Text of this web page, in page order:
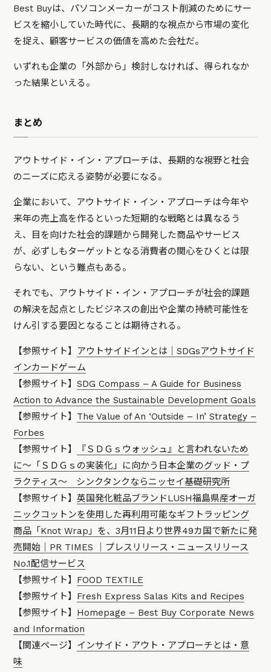
Best Buyは、パソコンメーカーがコスト削減のためにサー
ビスを縮小していた時代に、長期的な視点から市場の変化
を捉え、顧客サービスの価値を高めた会社だ。
いずれも企業の「外部から」検討しなければ、得られなか
った結果といえる。
まとめ
アウトサイド・イン・アプローチは、長期的な視野と社会
のニーズに応える姿勢が必要になる。
企業において、アウトサイド・イン・アプローチは今年や
来年の売上高を作るといった短期的な戦略とは異なるう
え、目を向けた社会的課題から開発した商品やサービス
が、必ずしもターゲットとなる消費者の関心をひくとは限
らない、という難点もある。
それでも、アウトサイド・イン・アプローチが社会的課題
の解決を起点としたビジネスの創出や企業の持続可能性を
けん引する要因となることは期待される。
【参照サイト】 アウトサイドインとは｜SDGsアウトサイド
インカードゲーム
【参照サイト】SDG Compass – A Guide for Business
Action to Advance the Sustainable Development Goals
【参照サイト】 The Value of An ‘Outside – In’ Strategy –
Forbes
【参照サイト】
『ＳＤＧｓウォッシュ』と言われないため
に～「ＳＤＧｓの実装化」に向かう日本企業のグッド・プ
ラクティス～ シンクタンクならニッセイ基礎研究所
【参照サイト】英国発化粧品ブランドLUSH福島県産オーガ
ニックコットンを使用した再利用可能なギフトラッピング
商品「Knot Wrap」を、3月11日より世界49カ国で新たに発
売開始｜PR TIMES ｜プレスリリース・ニュースリリース
No.1配信サービス
【参照サイト】 FOOD TEXTILE
【参照サイト】 Fresh Express Salas Kits and Recipes
【参照サイト】 Homepage – Best Buy Corporate News
and Information
【関連ページ】 インサイド・アウト・アプローチとは・意
味